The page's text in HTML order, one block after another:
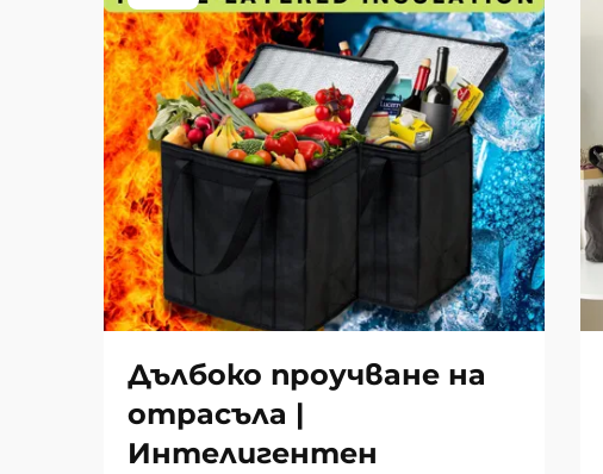
Дълбоко проучване на
отрасъла |
Интелигентен